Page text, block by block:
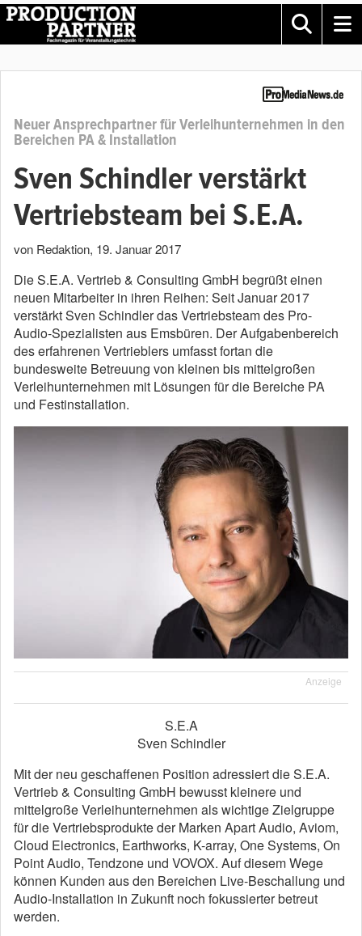
Neuer Ansprechpartner für Verleihunternehmen in den
Bereichen PA & Installation
Sven Schindler verstärkt
Vertriebsteam bei S.E.A.
von Redaktion, 19. Januar 2017
Die S.E.A. Vertrieb & Consulting GmbH begrüßt einen
neuen Mitarbeiter in ihren Reihen: Seit Januar 2017
verstärkt Sven Schindler das Vertriebsteam des Pro-
Audio-Spezialisten aus Emsbüren. Der Aufgabenbereich
des erfahrenen Vertrieblers umfasst fortan die
bundesweite Betreuung von kleinen bis mittelgroßen
Verleihunternehmen mit Lösungen für die Bereiche PA
und Festinstallation.
Anzeige
S.E.A
Sven Schindler
Mit der neu geschaffenen Position adressiert die S.E.A.
Vertrieb & Consulting GmbH bewusst kleinere und
mittelgroße Verleihunternehmen als wichtige Zielgruppe
für die Vertriebsprodukte der Marken Apart Audio, Aviom,
Cloud Electronics, Earthworks, K-array, One Systems, On
Point Audio, Tendzone und VOVOX. Auf diesem Wege
können Kunden aus den Bereichen Live-Beschallung und
Audio-Installation in Zukunft noch fokussierter betreut
werden.